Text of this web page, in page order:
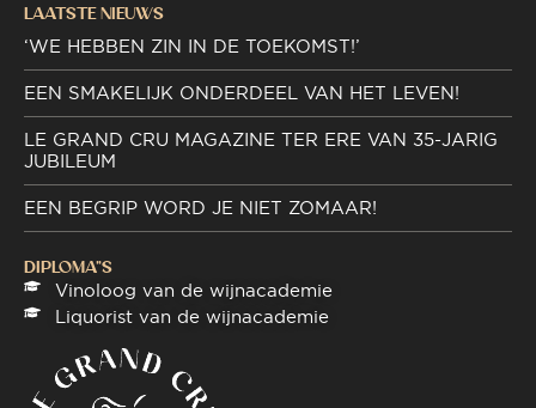
LAATSTE NIEUWS
‘WE HEBBEN ZIN IN DE TOEKOMST!’
EEN SMAKELIJK ONDERDEEL VAN HET LEVEN!
LE GRAND CRU MAGAZINE TER ERE VAN 35-JARIG
JUBILEUM
EEN BEGRIP WORD JE NIET ZOMAAR!
DIPLOMA"S
Vinoloog van de wijnacademie
Liquorist van de wijnacademie